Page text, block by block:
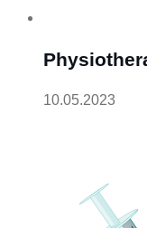
10.05.2023